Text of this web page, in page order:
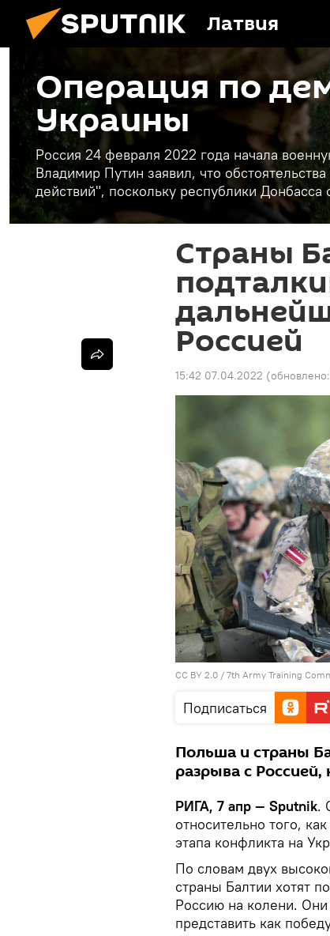
Латвия
Операция по
Украины
Россия 24 февраля 2022 года начала
Владимир Путин заявил, что
действий", поскольку республики
Страны
Россией
15:42 07.04.2022 (обновлено:
CC BY 2.0 / 7th Army Training
Подписаться
Польша и страны
разрыва с
РИГА, 7 апр — Sputnik.
относительно того,
этапа конфликта на
По словам двух
страны Балтии хотят
Россию на колени.
представить как